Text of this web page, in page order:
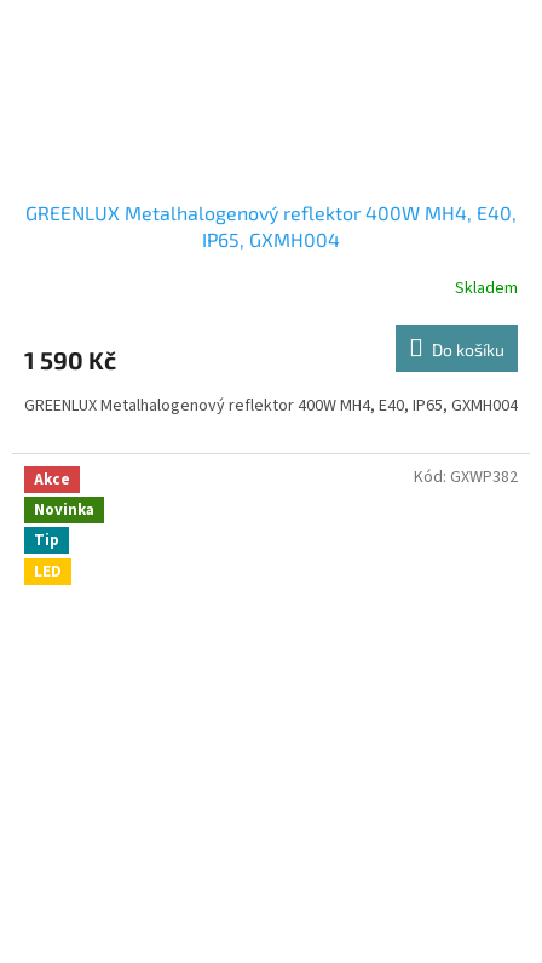
GREENLUX Metalhalogenový reflektor 400W MH4, E40,
IP65, GXMH004
Skladem
1 590 Kč Do košíku
GREENLUX Metalhalogenový reflektor 400W MH4, E40, IP65, GXMH004
Akce
Novinka
Tip
LED
Kód: GXWP382